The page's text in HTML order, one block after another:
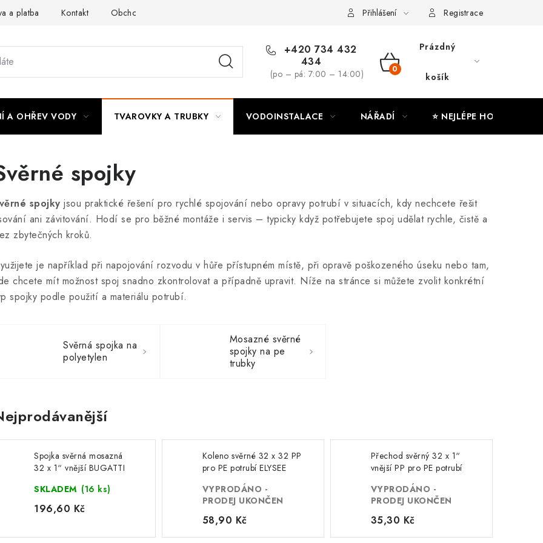
a platba Kontakt Obchodní podmínky Moje objednávka
Přihlášení Registrace
+420 734 432
434
(po – pá: 7:00 – 14:00)
NÁKUPNÍ
Prázdný
košík
A OHŘEV VODY TVAROVKY A TRUBKY VODOINSTALACE NÁŘADÍ ⭐ NEJLÉPE HODNOCENÉ
spojky
spojky jsou praktické řešení pro rychlé spojování nebo opravy potrubí v situacích, kdy nechcete řešit
ani závitování. Hodí se pro běžné montáže i servis – typicky když potřebujete spoj udělat rychle, čistě a
zbytečných kroků.
je například při napojování rozvodu v hůře přístupném místě, při opravě poškozeného úseku nebo tam,
chcete mít možnost spoj snadno zkontrolovat a případně upravit. Níže na stránce si můžete zvolit konkrétní
spojky podle použití a materiálu potrubí.
Svěrná spojka na
polyetylen
Mosazné svěrné
spojky na pe
trubky
Spojka svěrná mosazná
32 x 1“ vnější BUGATTI
SKLADEM (16 ks)
196,60 Kč
Koleno svěrné 32 x 32 PP
pro PE potrubí ELYSEE
VYPRODÁNO -
PRODEJ UKONČEN
58,90 Kč
Přechod svěrný 32 x 1“
vnější PP pro PE potrubí
VYPRODÁNO -
PRODEJ UKONČEN
35,30 Kč